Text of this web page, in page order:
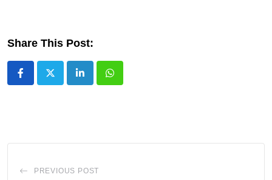
Share This Post:
LinkedInWhatsapp
PREVIOUS POST